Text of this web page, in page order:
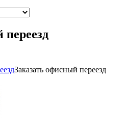
переезд
Заказать офисный переезд